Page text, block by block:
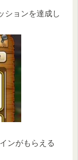
ションを達成し
ンがもらえる